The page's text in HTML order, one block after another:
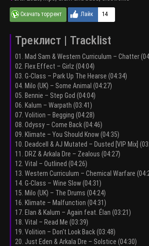
14
Треклист | Tracklist
01. Mad Sam & Western Curriculum – Chatter
02. Flex Effect – Girlz (04:04)
03. G-Class – Park Up The Hearse (04:34)
04. Milo (UK) – Some Animal (04:27)
05. Bennie – Step God (04:04)
06. Kalum – Warpath (03:41)
07. Volition – Begging (04:28)
08. Odyssy – Come Back (04:46)
09. Klimate – You Should Know (04:35)
10. Deadcell & AJ Mutated – Dusted [VIP Mix]
11. DRZ & Arkala Dre – Zealous (04:27)
12. Vital – Outlined (04:26)
13. Western Curriculum – Chemical Warfare
14. G-Class – Wine Slow (04:31)
15. Milo (UK) – The Drums (04:24)
16. Klimate – Malfunction (04:31)
17. Elan & Kalum – Again feat. Élan (03:21)
18. Vital – Read Me (03:39)
19. Volition – Don't Look Back (03:48)
20. Just Eden & Arkala Dre – Solstice (04:30)